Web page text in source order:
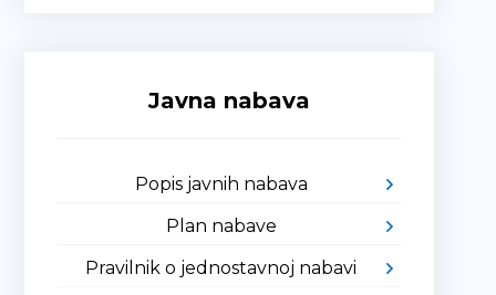
Javna nabava
Popis javnih nabava
Plan nabave
Pravilnik o jednostavnoj nabavi